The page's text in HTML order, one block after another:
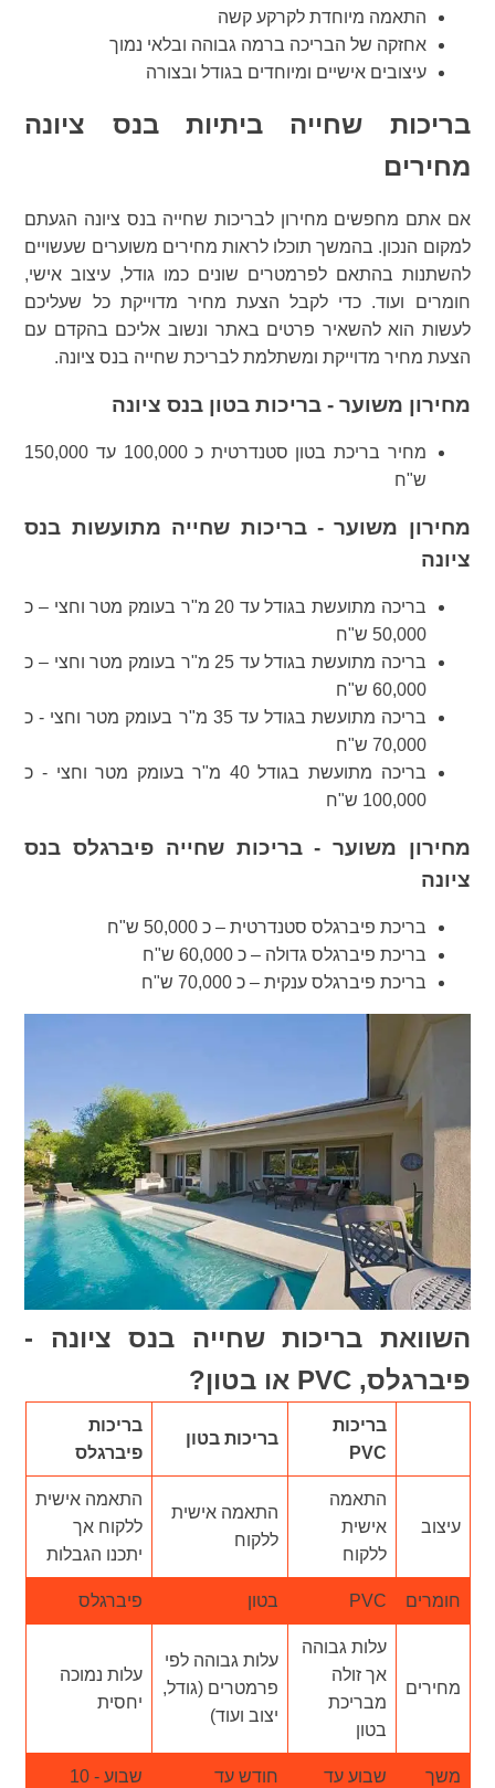
התאמה מיוחדת לקרקע קשה
אחזקה של הבריכה ברמה גבוהה ובלאי נמוך
עיצובים אישיים ומיוחדים בגודל ובצורה
בריכות שחייה ביתיות בנס ציונה
מחירים
אם אתם מחפשים מחירון לבריכות שחייה בנס ציונה הגעתם
למקום הנכון. בהמשך תוכלו לראות מחירים משוערים שעשויים
להשתנות בהתאם לפרמטרים שונים כמו גודל, עיצוב אישי,
חומרים ועוד. כדי לקבל הצעת מחיר מדוייקת כל שעליכם
לעשות הוא להשאיר פרטים באתר ונשוב אליכם בהקדם עם
הצעת מחיר מדוייקת ומשתלמת לבריכת שחייה בנס ציונה.
מחירון משוער - בריכות בטון בנס ציונה
מחיר בריכת בטון סטנדרטית כ 100,000 עד 150,000
ש"ח
מחירון משוער - בריכות שחייה מתועשות בנס
ציונה
בריכה מתועשת בגודל עד 20 מ"ר בעומק מטר וחצי – כ
50,000 ש"ח
בריכה מתועשת בגודל עד 25 מ"ר בעומק מטר וחצי – כ
60,000 ש"ח
בריכה מתועשת בגודל עד 35 מ"ר בעומק מטר וחצי - כ
70,000 ש"ח
בריכה מתועשת בגודל 40 מ"ר בעומק מטר וחצי - כ
100,000 ש"ח
מחירון משוער - בריכות שחייה פיברגלס בנס
ציונה
בריכת פיברגלס סטנדרטית – כ 50,000 ש"ח
בריכת פיברגלס גדולה – כ 60,000 ש"ח
בריכת פיברגלס ענקית – כ 70,000 ש"ח
השוואת בריכות שחייה בנס ציונה -
פיברגלס, PVC או בטון?
בריכות
PVC
בריכות בטון
בריכות
פיברגלס
עיצוב
התאמה
אישית
ללקוח
התאמה אישית
ללקוח
התאמה אישית
ללקוח אך
יתכנו הגבלות
חומרים PVC בטון פיברגלס
מחירים
עלות גבוהה
אך זולה
מבריכת
בטון
עלות גבוהה לפי
פרמטרים (גודל,
יצוב ועוד)
עלות נמוכה
יחסית
משך שבוע עד חודש עד שבוע - 10